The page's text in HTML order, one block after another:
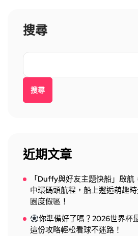
搜尋
搜尋
近期文章
「Duffy與好友主題快船」啟
中環碼頭航程，船上邂逅萌趣
園度假區！
你準備好了嗎？2026世界杯
這份攻略輕松看球不迷路！